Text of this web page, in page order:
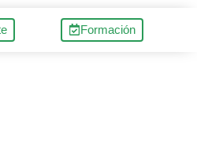
Formación